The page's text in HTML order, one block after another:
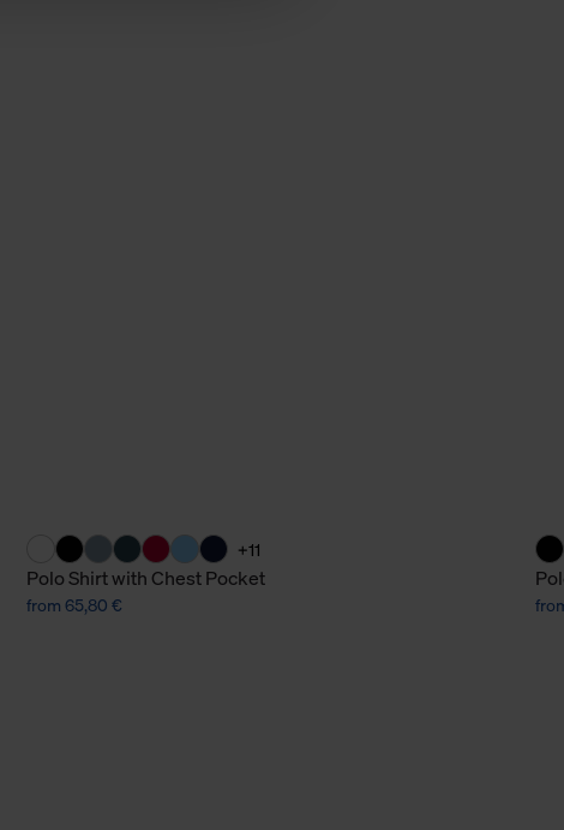
+11
Polo Shirt with Chest Pocket
from 65,80 €